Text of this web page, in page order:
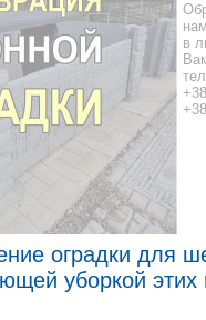
в
оградки для
уборкой этих